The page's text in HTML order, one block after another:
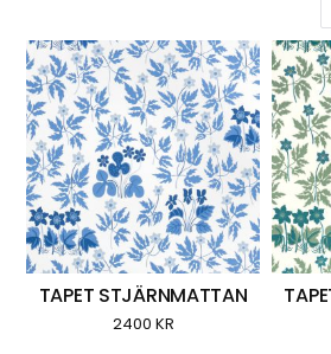
TAPET STJÄRNMATTAN
2400 KR